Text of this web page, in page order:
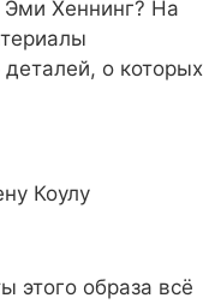
Эми Хеннинг? На
о которых
Коулу
этого образа всё